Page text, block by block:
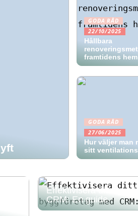
GODA RÅD
22/10/2025
Hållbara
framtidens hem
GODA RÅD
27/06/2025
Hur väljer man
sitt
Effektivisera ditt
CRM: En guide